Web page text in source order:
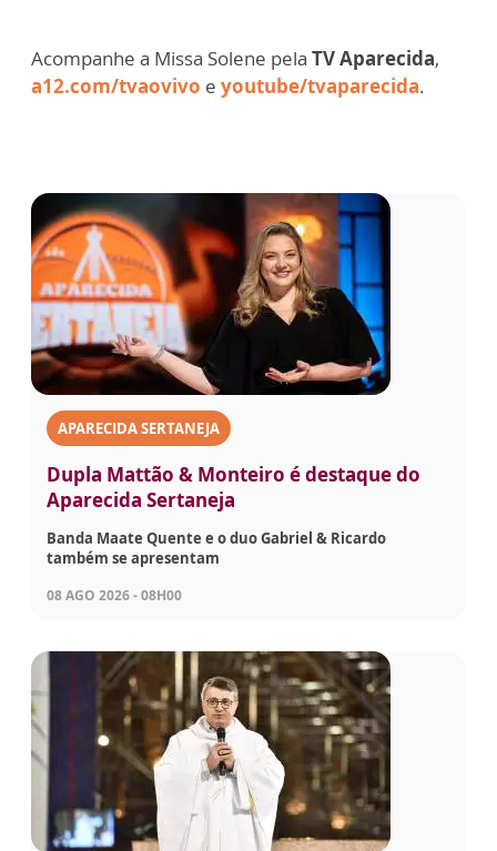
Acompanhe a Missa Solene pela TV Aparecida,
a12.com/tvaovivo e youtube/tvaparecida.
APARECIDA SERTANEJA
Dupla Mattão & Monteiro é destaque do
Aparecida Sertaneja
Banda Maate Quente e o duo Gabriel & Ricardo
também se apresentam
08 AGO 2026 - 08H00